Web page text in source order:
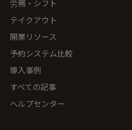
労務・シフト
テイクアウト
開業リソース
予約システム比較
導入事例
すべての記事
ヘルプセンター